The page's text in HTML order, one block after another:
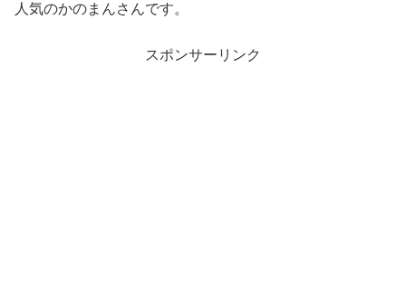
人気のかのまんさんです。
スポンサーリンク